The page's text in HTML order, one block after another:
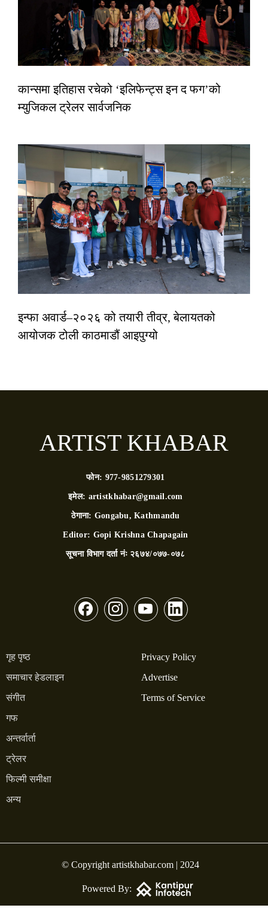
कान्समा इतिहास रचेको ‘इलिफेन्ट्स इन द फग’को
म्युजिकल ट्रेलर सार्वजनिक
इन्फा अवार्ड–२०२६ को तयारी तीव्र, बेलायतको
आयोजक टोली काठमाडौं आइपुग्यो
ARTIST KHABAR
फोन: 977-9851279301
इमेल: artistkhabar@gmail.com
ठेगाना: Gongabu, Kathmandu
Editor: Gopi Krishna Chapagain
सूचना विभाग दर्ता नंः २६७४/०७७-०७८
गृह पृष्ठ
समाचार हेडलाइन
संगीत
गफ
अन्तर्वार्ता
ट्रेलर
फिल्मी समीक्षा
अन्य
Privacy Policy
Advertise
Terms of Service
© Copyright artistkhabar.com | 2024
Powered By: